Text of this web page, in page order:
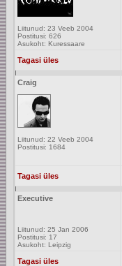
Liitunud: 23 Veeb 2004
Postitusi: 626
Asukoht: Kuressaare
Tagasi üles
Craig
Liitunud: 22 Veeb 2004
Postitusi: 1684
Tagasi üles
Executive
Liitunud: 25 Jan 2006
Postitusi: 17
Asukoht: Leipzig
Tagasi üles